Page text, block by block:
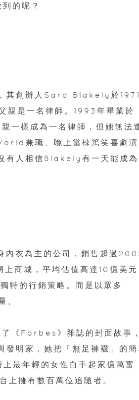
的呢？
其創辦人Sara Blakely於
親是一名律師。1993年畢業於
一樣成為一名律師，但她無法
兼職、晚上當棟篤笑喜劇演
有人相信Blakely有一天能成
衣為主的公司，銷售超過
商城，平均估值高達10億美
特的行銷策略。而是以眾多
。
《Forbes》雜誌的封面故事
明家，她把「無足褲襪」的
最年輕的女性白手起家億萬富
上擁有數百萬位追隨者。